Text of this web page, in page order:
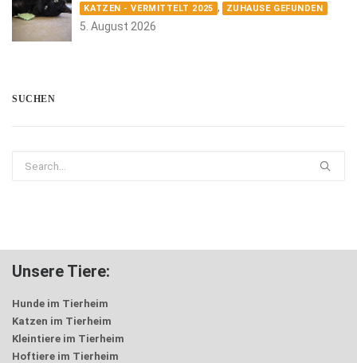
KATZEN - VERMITTELT 2025 , ZUHAUSE GEFUNDEN
5. August 2026
SUCHEN
Unsere Tiere:
Hunde im Tierheim
Katzen im Tierheim
Kleintiere im Tierheim
Hoftiere im Tierheim